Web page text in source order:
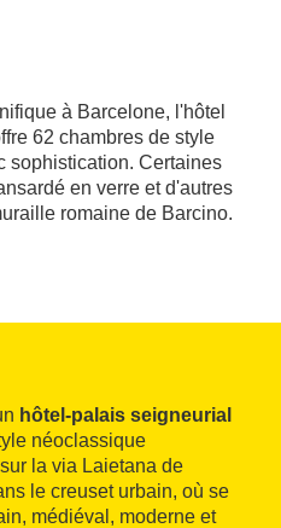
à Barcelone, l'hôtel
62 chambres de style
sophistication. Certaines
en verre et d'autres
romaine de Barcino.
hôtel‑palais seigneurial
néoclassique
la via Laietana de
le creuset urbain, où se
médiéval, moderne et